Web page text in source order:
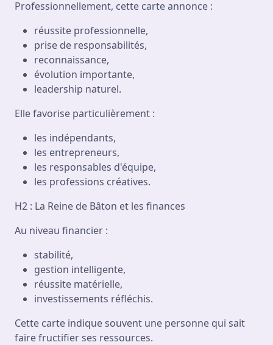
Professionnellement, cette carte annonce :
réussite professionnelle,
prise de responsabilités,
reconnaissance,
évolution importante,
leadership naturel.
Elle favorise particulièrement :
les indépendants,
les entrepreneurs,
les responsables d'équipe,
les professions créatives.
H2 : La Reine de Bâton et les finances
Au niveau financier :
stabilité,
gestion intelligente,
réussite matérielle,
investissements réfléchis.
Cette carte indique souvent une personne qui sait
faire fructifier ses ressources.